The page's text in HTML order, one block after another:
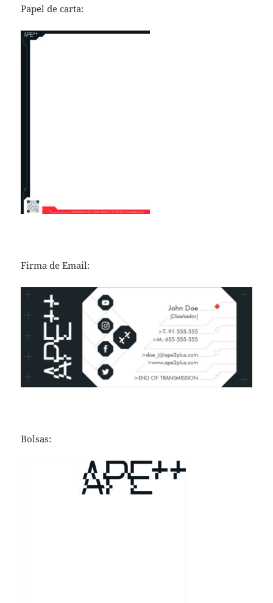
Papel de carta:
Firma de Email:
Bolsas: